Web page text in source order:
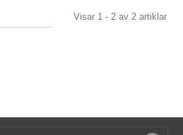
Visar 1 - 2 av 2 artiklar